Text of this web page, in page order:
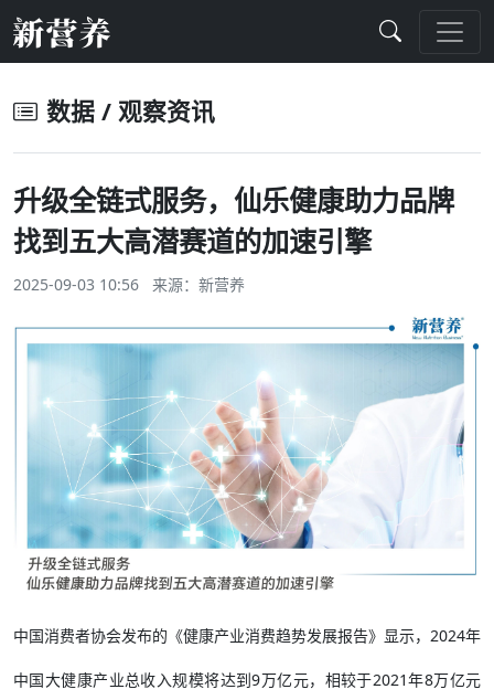
数据 / 观察资讯
升级全链式服务，仙乐健康助力品牌
找到五大高潜赛道的加速引擎
2025-09-03 10:56 来源： 新营养
中国消费者协会发布的《健康产业消费趋势发展报告》显示，2024年
中国大健康产业总收入规模将达到9万亿元，相较于2021年8万亿元